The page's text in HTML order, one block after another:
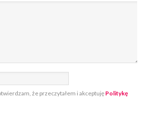
że przeczytałem i akceptuję Politykę